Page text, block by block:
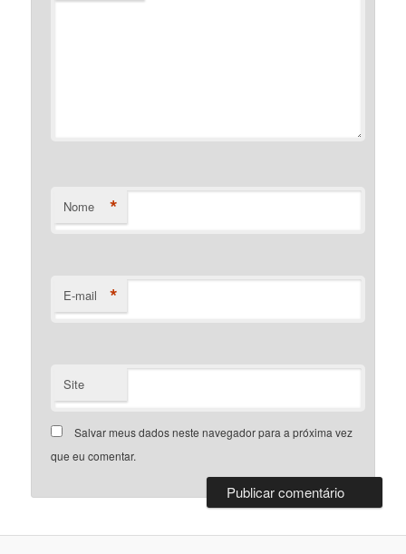
Nome *
E-mail *
Site
Salvar meus dados neste navegador para a próxima vez
que eu comentar.